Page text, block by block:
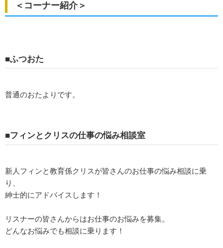
＜コーナー紹介＞
■ふつおた
普通のおたよりです。
■フィンとクリスの仕事の悩み相談室
新人フィンと教育係クリスが皆さんのお仕事の悩み相談に乗
り、
紳士的にアドバイスします！
リスナーの皆さんからはお仕事のお悩みを募集。
どんなお悩みでも相談に乗ります！